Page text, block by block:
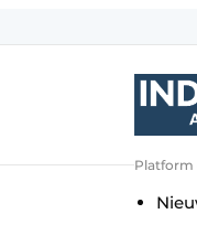
Platform